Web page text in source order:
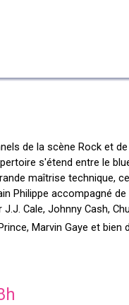
de la scène Rock et
s'étend entre le
maîtrise technique,
Philippe accompagné
Cale, Johnny Cash,
Marvin Gaye et bien